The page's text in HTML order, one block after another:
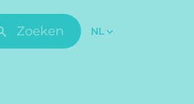
Zoeken NL